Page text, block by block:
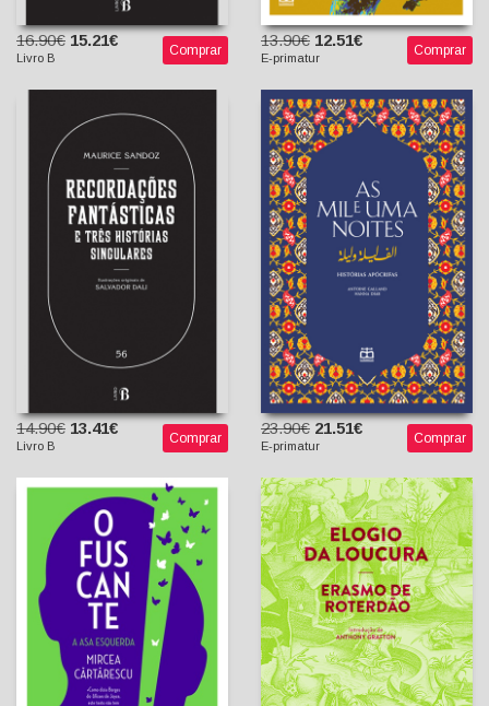
16.90€ 15.21€
Livro B Comprar
13.90€ 12.51€
E-primatur Comprar
Recordações Fantásticas
e Três Histórias
Singulares
Maurice Sandoz
Salvador Dali (Ilustrador)
14.90€ 13.41€
Livro B Comprar
As Mil e Uma Noites -
Histórias Apócrifas
Hanna Diab
Antoine Galland
23.90€ 21.51€
E-primatur Comprar
Ofuscante - A Asa
Esquerda
Mircea Cărtărescu
Tanty Ungureanu
(tradutora)
Elogio da Loucura
Erasmo de Roterdão
A. J. Anselmo (tradutor)